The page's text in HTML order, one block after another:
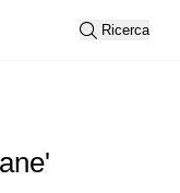
Ricerca